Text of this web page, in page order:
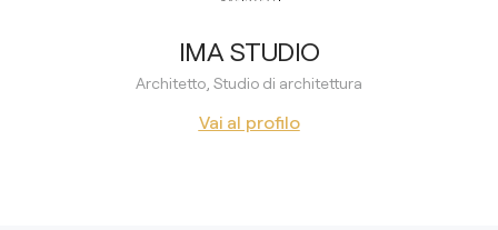
IMA STUDIO
Architetto, Studio di architettura
Vai al profilo